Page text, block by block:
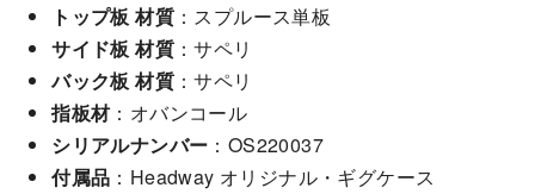
トップ板 材質 ：スプルース単板
サイド板 材質 ：サペリ
バック板 材質 ：サペリ
指板材：オバンコール
シリアルナンバー ：OS220037
付属品 ：Headway オリジナル・ギグケース